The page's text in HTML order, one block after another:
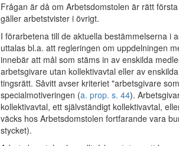
Frågan är då om Arbetsdomstolen är rätt
gäller arbetstvister i övrigt.
I förarbetena till de aktuella bestämmelserna i
uttalas bl.a. att regleringen om uppdelningen
innebär att mål som stäms in av enskilda
arbetsgivare utan kollektivavtal eller av
tingsrätt. Såvitt avser kriteriet "arbetsgivare
specialmotiveringen (a. prop. s. 44).
kollektivavtal, ett självständigt kollektivavtal,
väcks hos Arbetsdomstolen fortfarande vara
stycket).